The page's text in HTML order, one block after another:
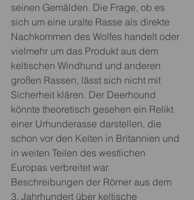
seinen Gemälden. Die Frage, ob es
sich um eine uralte Rasse als direkte
Nachkommen des Wolfes handelt oder
vielmehr um das Produkt aus dem
keltischen Windhund und anderen
großen Rassen, lässt sich nicht mit
Sicherheit klären. Der Deerhound
könnte theoretisch gesehen ein Relikt
einer Urhunderasse darstellen, die
schon vor den Kelten in Britannien und
in weiten Teilen des westlichen
Europas verbreitet war.
Beschreibungen der Römer aus dem
3. Jahrhundert über keltische